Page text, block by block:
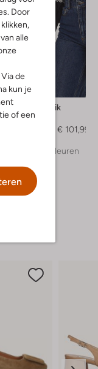
Door
alle
de
kun je
of een
-60%
Antik Batik
Blouse
€ 101,99
+ meer kleuren